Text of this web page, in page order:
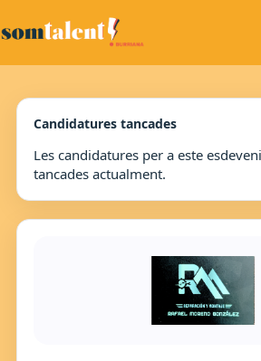
Candidatures tancades
Les candidatures per a este
tancades actualment.